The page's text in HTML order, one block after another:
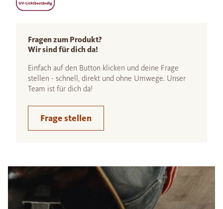
Fragen zum Produkt?
Wir sind für dich da!
Einfach auf den Button klicken und deine Frage
stellen - schnell, direkt und ohne Umwege. Unser
Team ist für dich da!
Frage stellen